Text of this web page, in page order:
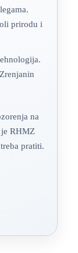
prirodu i
na
je RHMZ
pratiti.